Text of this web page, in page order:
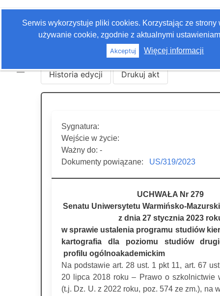
Serwis wykorzystuje pliki cookies. Korzystając ze strony
używanie cookie, zgodnie z aktualnymi
Akceptuj Więcej informacji
Szukaj
Historia edycji Drukuj akt
Sygnatura:
Wejście w życie:
Ważny do: -
Dokumenty powiązane:
US/319/2023
UCHWAŁA Nr 279
Senatu Uniwersytetu Warmińsko-
z dnia 27 stycznia 2023
w sprawie ustalenia programu studiów
kartografia dla poziomu studiów
profilu ogólnoakademickim
Na podstawie art. 28 ust. 1 pkt 11, art. 67
20 lipca 2018 roku – Prawo o szkolnictwie
(t.j. Dz. U. z 2022 roku, poz. 574 ze zm.), na